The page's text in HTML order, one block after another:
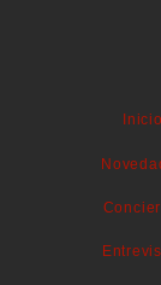
Inicio